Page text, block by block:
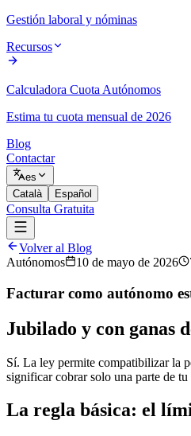
Gestión laboral y nóminas
Recursos
Calculadora Cuota Autónomos
Estima tu cuota mensual de 2026
Blog
Contactar
es
Català
Español
Consulta Gratuita
Volver al Blog
Autónomos
10 de mayo de 2026
Facturar como autónomo
Jubilado y con ganas
Sí. La ley permite compatibilizar la
significar cobrar solo una parte de
La regla básica: el